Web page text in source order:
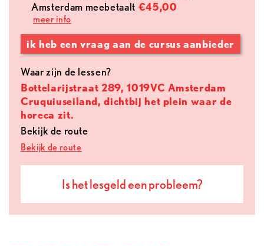
Amsterdam meebetaalt €45,00
meer info
ik heb een vraag aan de cursus aanbieder
Waar zijn de lessen?
Bottelarijstraat 289, 1019VC Amsterdam
Cruquiuseiland, dichtbij het plein waar de
horeca zit.
Bekijk de route
Bekijk de route
Is het lesgeld een probleem?